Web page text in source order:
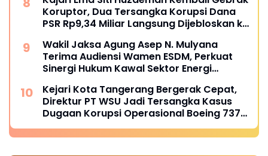
Koruptor, Dua Tersangka Korupsi Dana
PSR Rp9,34 Miliar Langsung Dijebloskan ke
Wakil Jaksa Agung Asep N. Mulyana
Terima Audiensi Wamen ESDM, Perkuat
Sinergi Hukum Kawal Sektor Energi
Kejari Kota Tangerang Bergerak Cepat,
Direktur PT WSU Jadi Tersangka Kasus
Dugaan Korupsi Operasional Boeing 737-
300